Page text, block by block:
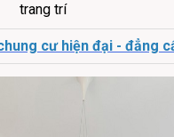
trang trí
cư hiện đại - đẳng